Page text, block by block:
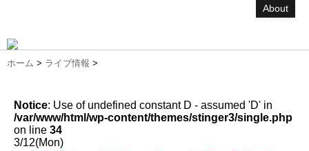
About
ホーム > ライブ情報 >
Notice: Use of undefined constant D - assumed 'D' in
/var/www/html/wp-content/themes/stinger3/single.php
on line 34
3/12(Mon)